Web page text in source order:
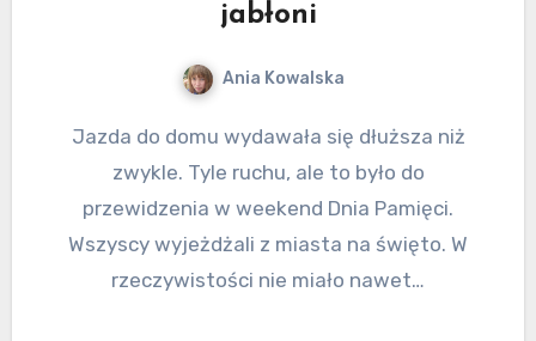
jabłoni
Ania Kowalska
Jazda do domu wydawała się dłuższa niż
zwykle. Tyle ruchu, ale to było do
przewidzenia w weekend Dnia Pamięci.
Wszyscy wyjeżdżali z miasta na święto. W
rzeczywistości nie miało nawet…